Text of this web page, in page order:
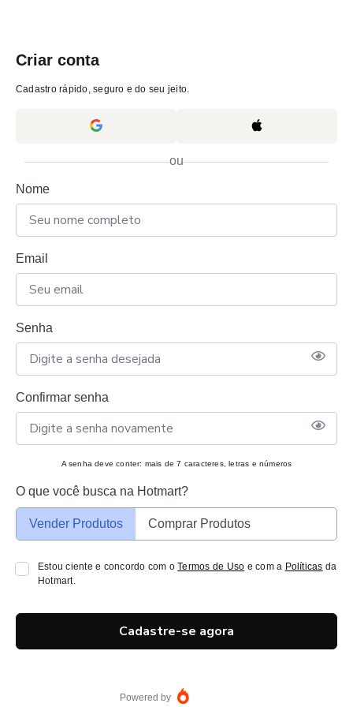
Criar conta
Cadastro rápido, seguro e do seu jeito.
ou
Nome
Email
Senha
Confirmar senha
A senha deve conter: mais de 7 caracteres, letras e números
O que você busca na Hotmart?
Vender Produtos Comprar Produtos
Estou ciente e concordo com oTermos de Uso e com a Políticas da
Hotmart.
Cadastre-se agora
Powered by